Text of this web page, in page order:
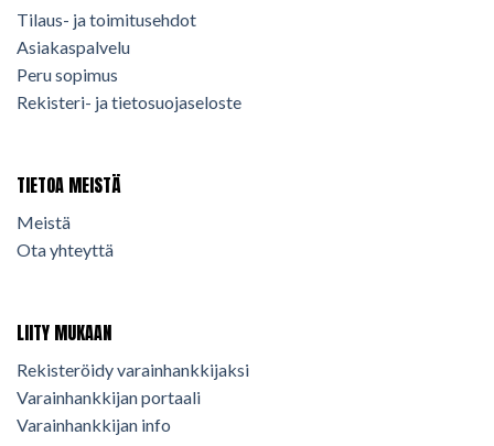
Tilaus- ja toimitusehdot
Asiakaspalvelu
Peru sopimus
Rekisteri- ja tietosuojaseloste
TIETOA MEISTÄ
Meistä
Ota yhteyttä
LIITY MUKAAN
Rekisteröidy varainhankkijaksi
Varainhankkijan portaali
Varainhankkijan info